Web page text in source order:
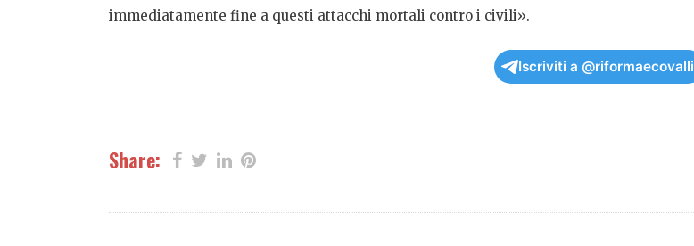
immediatamente fine a questi attacchi mortali contro i civili».
Iscriviti a @riformaecovalli
Share: